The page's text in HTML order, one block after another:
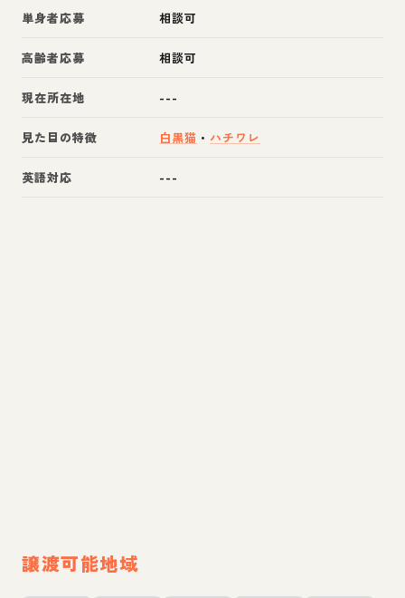
単身者応募 相談可
高齢者応募 相談可
現在所在地 ---
見た目の特徴 白黒猫 ・ ハチワレ
英語対応 ---
譲渡可能地域